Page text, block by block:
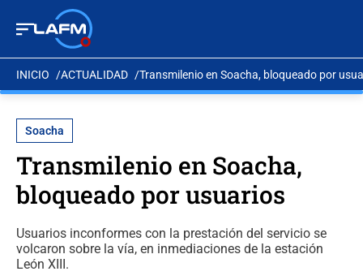
INICIO ACTUALIDAD Transmilenio en Soacha, bloqueado por
Soacha
Transmilenio en Soacha,
bloqueado por usuarios
Usuarios inconformes con la prestación del servicio se
volcaron sobre la vía, en inmediaciones de la estación
León XIII.